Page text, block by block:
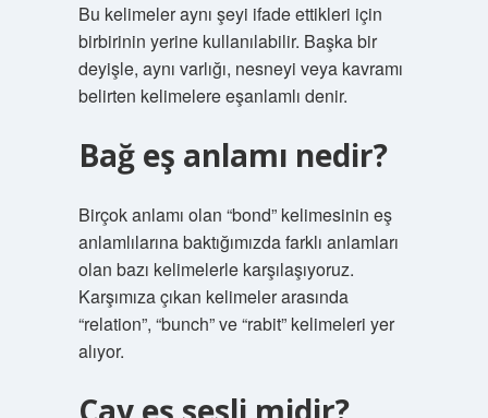
Bu kelimeler aynı şeyi ifade ettikleri için
birbirinin yerine kullanılabilir. Başka bir
deyişle, aynı varlığı, nesneyi veya kavramı
belirten kelimelere eşanlamlı denir.
Bağ eş anlamı nedir?
Birçok anlamı olan “bond” kelimesinin eş
anlamlılarına baktığımızda farklı anlamları
olan bazı kelimelerle karşılaşıyoruz.
Karşımıza çıkan kelimeler arasında
“relation”, “bunch” ve “rabit” kelimeleri yer
alıyor.